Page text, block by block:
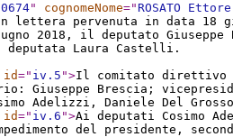
" cognomeNome=" ROSATO Ettore
lettera pervenuta in data 18
2018, il deputato
Laura Castelli.
id=" iv.5 ">Il comitato direttivo
Giuseppe Brescia;
Adelizzi, Daniele Del
id=" iv.6 ">Ai deputati Cosimo
del presidente,